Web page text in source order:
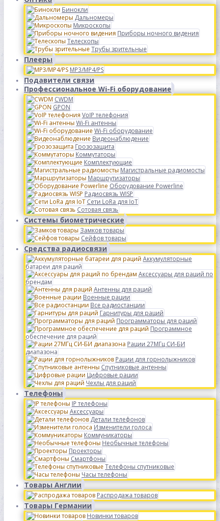
Бинокли
Дальномеры
Микроскопы
Приборы ночного видения
Телескопы
Трубы зрительные
Плееры
MP3/MP4/PS
Подавители связи
Профессиональное Wi-Fi оборудование
CWDM
GPON
VoIP телефония
Wi-Fi антенны
Wi-Fi оборудование
Видеонаблюдение
Грозозащита
Коммутаторы
Комплектующие
Магистральные радиомосты
Маршрутизаторы
Оборудование Powerline
Радиосвязь WISP
Сети LoRa для IoT
Сотовая связь
Системы биометрические
Замков товары
Сейфов товары
Средства радиосвязи
Аккумуляторные
батареи для раций
Аксессуары для раций по
брендам
Антенны для раций
Военные рации
Все радиостанции
Гарнитуры для раций
Программаторы для раций
Программное
обеспечение для раций
Рации 27МГц СИ-БИ
диапазона
Рации для горнолыжников
Спутниковые антенны
Цифровые рации
Чехлы для раций
Телефоны
IP телефоны
Аксессуары
Детали телефонов
Изменители голоса
Коммуникаторы
Необычные телефоны
Проекторы
Смартфоны
Телефоны спутниковые
Часы телефоны
Товары Англии
Распродажа товаров
Товары Германии
Новинки товаров